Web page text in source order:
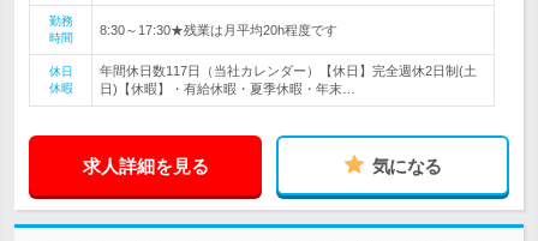
勤務
時間
8:30～17:30★残業は月平均20h程度です
休日
休暇
年間休日数117日（当社カレンダー）【休日】完全週休2日制(土
日)【休暇】・有給休暇・夏季休暇・年末…
求人詳細を見る 気になる